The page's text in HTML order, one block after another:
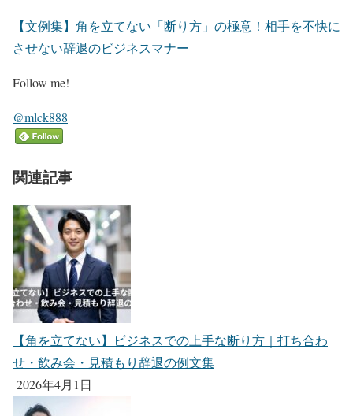
【文例集】角を立てない「断り方」の極意！相手を不快に
させない辞退のビジネスマナー
Follow me!
@mlck888
関連記事
【角を立てない】ビジネスでの上手な断り方｜打ち合わ
せ・飲み会・見積もり辞退の例文集
2026年4月1日